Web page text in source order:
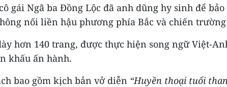
gái Ngã ba Đồng Lộc đã anh dũng hy sinh để
nối liền hậu phương phía Bắc và chiến
hơn 140 trang, được thực hiện song ngữ Việt-
khấu ấn hành.
bao gồm kịch bản vở diễn “Huyền thoại tuổi